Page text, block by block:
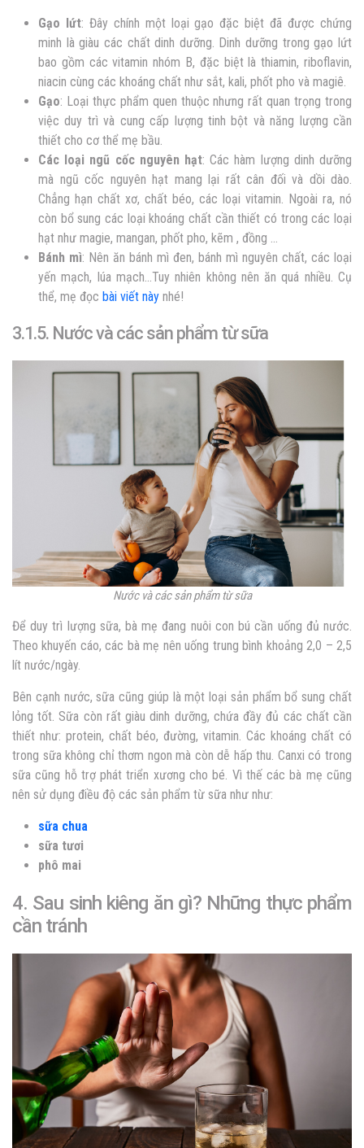
Gạo lứt: Đây chính một loại gạo đặc biệt đã được chứng
minh là giàu các chất dinh dưỡng. Dinh dưỡng trong gạo lứt
bao gồm các vitamin nhóm B, đặc biệt là thiamin, riboflavin,
niacin cùng các khoáng chất như sắt, kali, phốt pho và magiê.
Gạo: Loại thực phẩm quen thuộc nhưng rất quan trọng trong
việc duy trì và cung cấp lượng tinh bột và năng lượng cần
thiết cho cơ thể mẹ bầu.
Các loại ngũ cốc nguyên hạt: Các hàm lượng dinh dưỡng
mà ngũ cốc nguyên hạt mang lại rất cân đối và dồi dào.
Chẳng hạn chất xơ, chất béo, các loại vitamin. Ngoài ra, nó
còn bổ sung các loại khoáng chất cần thiết có trong các loại
hạt như magie, mangan, phốt pho, kẽm , đồng …
Bánh mì: Nên ăn bánh mì đen, bánh mì nguyên chất, các loại
yến mạch, lúa mạch…Tuy nhiên không nên ăn quá nhiều. Cụ
thể, mẹ đọc bài viết này nhé!
3.1.5. Nước và các sản phẩm từ sữa
Nước và các sản phẩm từ sữa
Để duy trì lượng sữa, bà mẹ đang nuôi con bú cần uống đủ nước.
Theo khuyến cáo, các bà mẹ nên uống trung bình khoảng 2,0 – 2,5
lít nước/ngày.
Bên cạnh nước, sữa cũng giúp là một loại sản phẩm bổ sung chất
lỏng tốt. Sữa còn rất giàu dinh dưỡng, chứa đầy đủ các chất cần
thiết như: protein, chất béo, đường, vitamin. Các khoáng chất có
trong sữa không chỉ thơm ngon mà còn dễ hấp thu. Canxi có trong
sữa cũng hỗ trợ phát triển xương cho bé. Vì thế các bà mẹ cũng
nên sử dụng điều độ các sản phẩm từ sữa như như:
sữa chua
sữa tươi
phô mai
4. Sau sinh kiêng ăn gì? Những thực phẩm
cần tránh